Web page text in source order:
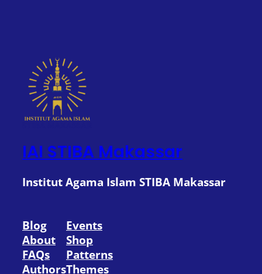
IAI STIBA Makassar
Institut Agama Islam STIBA Makassar
Blog
About
FAQs
Authors
Events
Shop
Patterns
Themes